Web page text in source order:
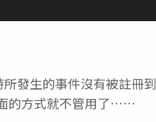
所發生的事件沒有被註冊到
的方式就不管用了……